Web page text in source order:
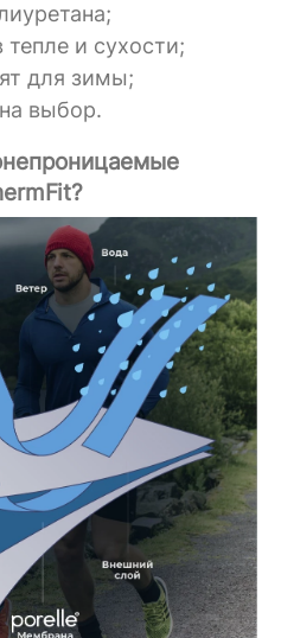
тепле и сухости;
для зимы;
выбор.